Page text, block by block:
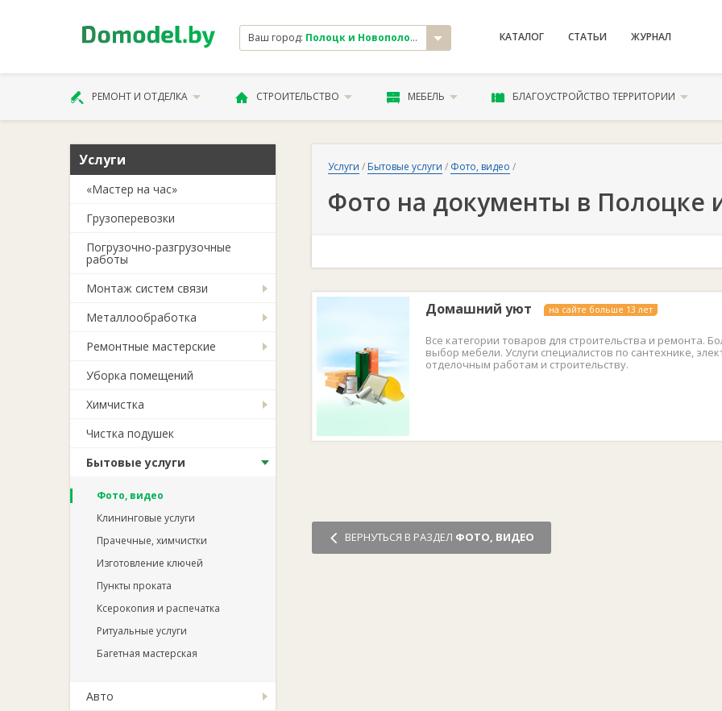
Ваш город: Полоцк и Новополоцк КАТАЛОГ СТАТЬИ ЖУРНАЛ
РЕМОНТ И ОТДЕЛКА СТРОИТЕЛЬСТВО МЕБЕЛЬ БЛАГОУСТРОЙСТВО ТЕРРИТОРИИ
Услуги
«Мастер на час»
Грузоперевозки
Погрузочно-разгрузочные
работы
Монтаж систем связи
Металлообработка
Ремонтные мастерские
Уборка помещений
Химчистка
Чистка подушек
Бытовые услуги
Фото, видео
Клининговые услуги
Прачечные, химчистки
Изготовление ключей
Пункты проката
Ксерокопия и распечатка
Ритуальные услуги
Багетная мастерская
Авто
Услуги / Бытовые услуги / Фото, видео /
Фото на документы в Полоцке
Домашний уют на сайте больше 13 лет
Все категории товаров для строительства и ремонта.
выбор мебели. Услуги специалистов по сантехнике,
отделочным работам и строительству.
ВЕРНУТЬСЯ В РАЗДЕЛ ФОТО, ВИДЕО